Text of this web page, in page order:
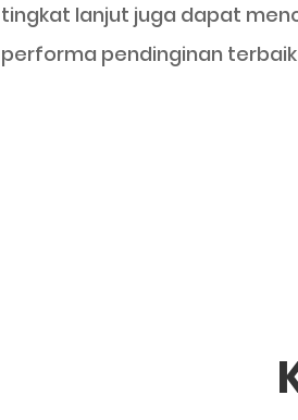
tingkat lanjut juga dapat
performa pendinginan